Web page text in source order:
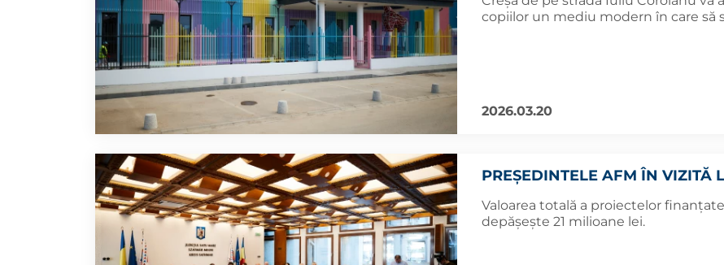
copiilor un mediu modern în care să
2026.03.20
PREȘEDINTELE AFM ÎN VIZITĂ
Valoarea totală a proiectelor
depășește 21 milioane lei.